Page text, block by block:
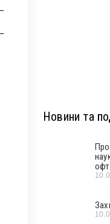
Новини та